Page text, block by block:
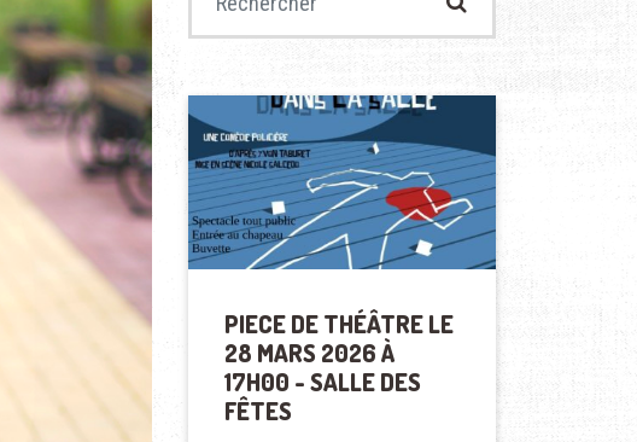
PIECE DE THÉÂTRE LE
28 MARS 2026 À
17H00 - SALLE DES
FÊTES